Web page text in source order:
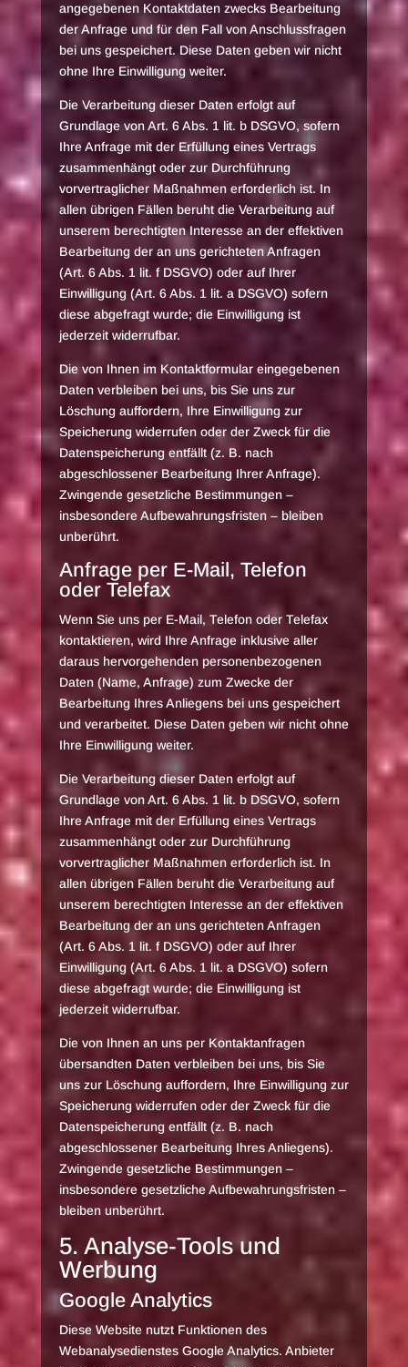
angegebenen Kontaktdaten zwecks Bearbeitung
der Anfrage und für den Fall von Anschlussfragen
bei uns gespeichert. Diese Daten geben wir nicht
ohne Ihre Einwilligung weiter.
Die Verarbeitung dieser Daten erfolgt auf
Grundlage von Art. 6 Abs. 1 lit. b DSGVO, sofern
Ihre Anfrage mit der Erfüllung eines Vertrags
zusammenhängt oder zur Durchführung
vorvertraglicher Maßnahmen erforderlich ist. In
allen übrigen Fällen beruht die Verarbeitung auf
unserem berechtigten Interesse an der effektiven
Bearbeitung der an uns gerichteten Anfragen
(Art. 6 Abs. 1 lit. f DSGVO) oder auf Ihrer
Einwilligung (Art. 6 Abs. 1 lit. a DSGVO) sofern
diese abgefragt wurde; die Einwilligung ist
jederzeit widerrufbar.
Die von Ihnen im Kontaktformular eingegebenen
Daten verbleiben bei uns, bis Sie uns zur
Löschung auffordern, Ihre Einwilligung zur
Speicherung widerrufen oder der Zweck für die
Datenspeicherung entfällt (z. B. nach
abgeschlossener Bearbeitung Ihrer Anfrage).
Zwingende gesetzliche Bestimmungen –
insbesondere Aufbewahrungsfristen – bleiben
unberührt.
Anfrage per E-Mail, Telefon
oder Telefax
Wenn Sie uns per E-Mail, Telefon oder Telefax
kontaktieren, wird Ihre Anfrage inklusive aller
daraus hervorgehenden personenbezogenen
Daten (Name, Anfrage) zum Zwecke der
Bearbeitung Ihres Anliegens bei uns gespeichert
und verarbeitet. Diese Daten geben wir nicht ohne
Ihre Einwilligung weiter.
Die Verarbeitung dieser Daten erfolgt auf
Grundlage von Art. 6 Abs. 1 lit. b DSGVO, sofern
Ihre Anfrage mit der Erfüllung eines Vertrags
zusammenhängt oder zur Durchführung
vorvertraglicher Maßnahmen erforderlich ist. In
allen übrigen Fällen beruht die Verarbeitung auf
unserem berechtigten Interesse an der effektiven
Bearbeitung der an uns gerichteten Anfragen
(Art. 6 Abs. 1 lit. f DSGVO) oder auf Ihrer
Einwilligung (Art. 6 Abs. 1 lit. a DSGVO) sofern
diese abgefragt wurde; die Einwilligung ist
jederzeit widerrufbar.
Die von Ihnen an uns per Kontaktanfragen
übersandten Daten verbleiben bei uns, bis Sie
uns zur Löschung auffordern, Ihre Einwilligung zur
Speicherung widerrufen oder der Zweck für die
Datenspeicherung entfällt (z. B. nach
abgeschlossener Bearbeitung Ihres Anliegens).
Zwingende gesetzliche Bestimmungen –
insbesondere gesetzliche Aufbewahrungsfristen –
bleiben unberührt.
5. Analyse-Tools und
Werbung
Google Analytics
Diese Website nutzt Funktionen des
Webanalysedienstes Google Analytics. Anbieter